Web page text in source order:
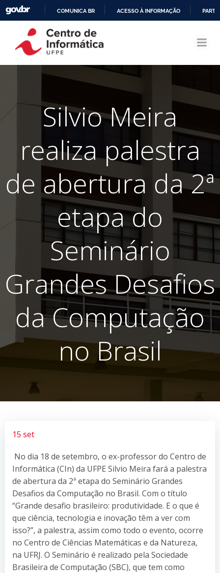
CONTEÚDO
COMUNICA BR ACESSO À INFORMAÇÃO
Silvio Meira
realiza palestra
de abertura da 2ª
etapa do
Seminário
Grandes Desafios
da Computação
no Brasil
15 set
No dia 18 de setembro, o ex-professor do Centro de
Informática (CIn) da UFPE Silvio Meira fará a palestra
de abertura da 2ª etapa do Seminário Grandes
Desafios da Computação no Brasil. Com o título
“Grande desafio brasileiro: produtividade. E o que é
que ciência, tecnologia e inovação têm a ver com
isso?”, a palestra, assim como todo o evento, ocorre
no Centro de Ciências Matemáticas e da Natureza,
na UFRJ. O Seminário é realizado pela Sociedade
Brasileira de Computação (SBC), que tem como